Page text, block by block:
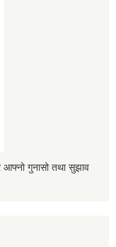
गुनासो तथा सुझाव